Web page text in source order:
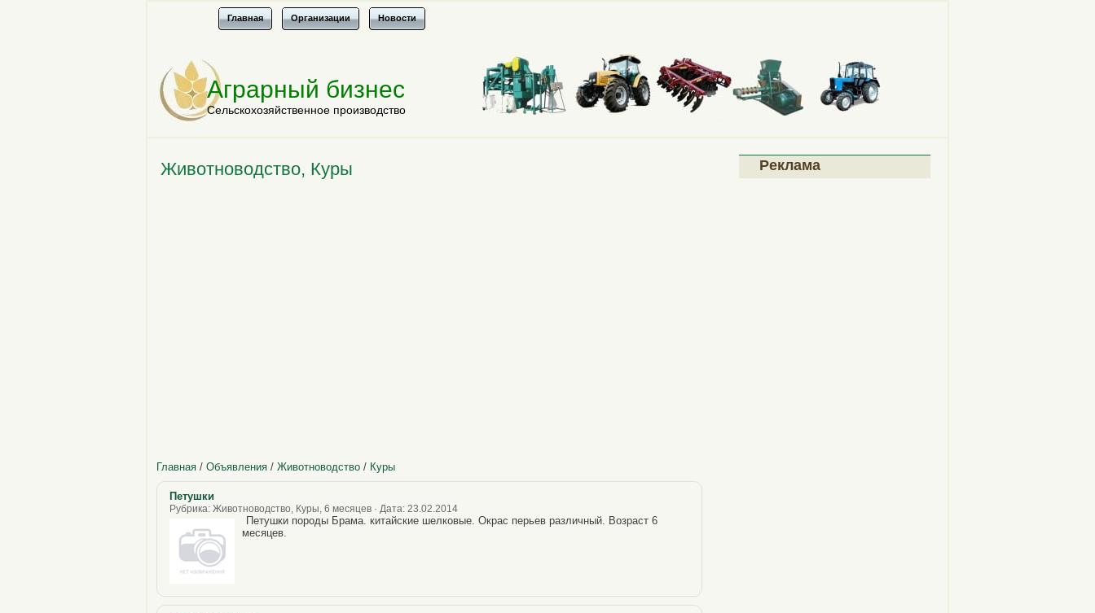
Главная Организации Новости
Аграрный бизнес
Сельскохозяйственное производство
Животноводство, Куры
Главная / Объявления / Животноводство / Куры
Петушки
Рубрика: Животноводство, Куры, 6 месяцев · Дата: 23.02.2014
Петушки породы Брама. китайские шелковые. Окрас перьев различный. Возраст 6
месяцев.
Реклама